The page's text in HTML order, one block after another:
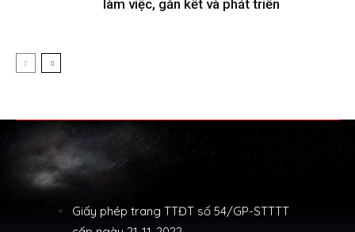
làm việc, gắn kết và phát triển
Giấy phép trang TTĐT số 54/GP-STTTT